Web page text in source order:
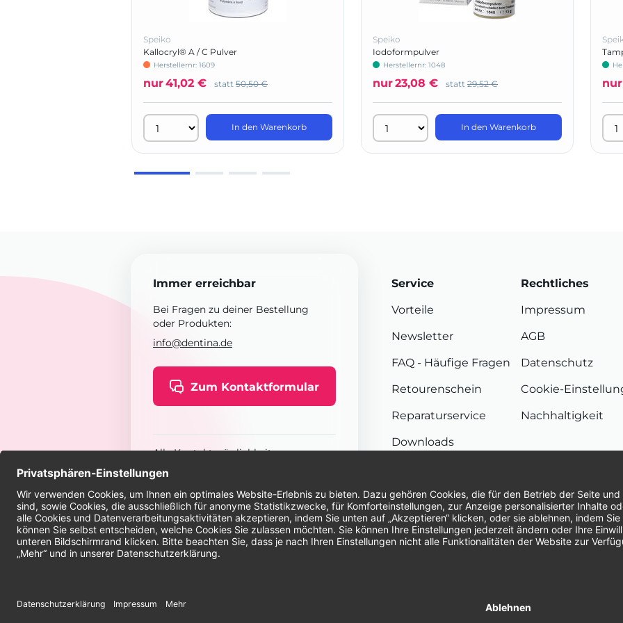
Speiko
Kallocryl® A / C Pulver
Herstellernr: 1609
nur41,02 € statt 50,50 €
In den Warenkorb
Speiko
Iodoformpulver
Herstellernr: 1048
nur23,08 € statt 29,52 €
In den Warenkorb
nur
Immer erreichbar
Bei Fragen zu deiner Bestellung
oder Produkten:
info@dentina.de
Zum Kontaktformular
Alle Kontaktmöglichkeiten
Service
Vorteile
Newsletter
FAQ - Häufige Fragen
Retourenschein
Reparaturservice
Downloads
Rechtliches
Impressum
AGB
Datenschutz
Cookie-
Nachhaltigkeit
© 2026 Dentina GmbH | Alle Rechte